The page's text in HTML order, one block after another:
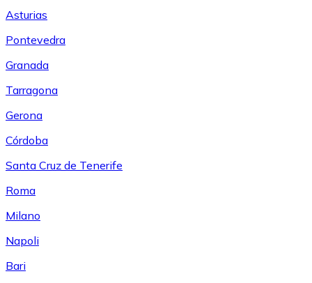
Asturias
Pontevedra
Granada
Tarragona
Gerona
Córdoba
Santa Cruz de Tenerife
Roma
Milano
Napoli
Bari